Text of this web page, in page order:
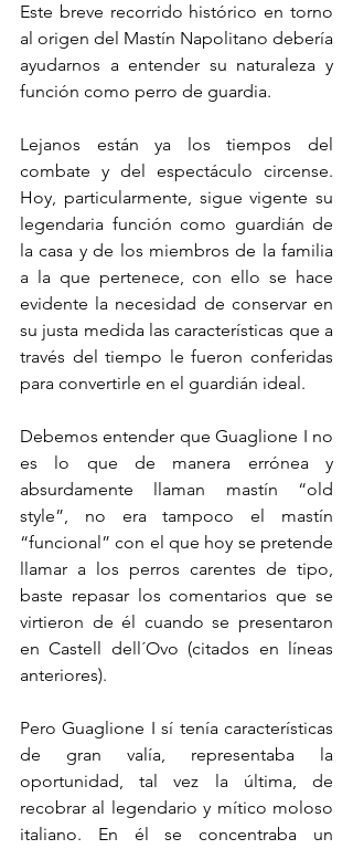
Este breve recorrido histórico en torno
al origen del Mastín Napolitano debería
ayudarnos a entender su naturaleza y
función como perro de guardia.
Lejanos están ya los tiempos del
combate y del espectáculo circense.
Hoy, particularmente, sigue vigente su
legendaria función como guardián de
la casa y de los miembros de la familia
a la que pertenece, con ello se hace
evidente la necesidad de conservar en
su justa medida las características que a
través del tiempo le fueron conferidas
para convertirle en el guardián ideal.
Debemos entender que Guaglione I no
es lo que de manera errónea y
absurdamente llaman mastín “old
style”, no era tampoco el mastín
“funcional” con el que hoy se pretende
llamar a los perros carentes de tipo,
baste repasar los comentarios que se
virtieron de él cuando se presentaron
en Castell dell´Ovo (citados en líneas
anteriores).
Pero Guaglione I sí tenía características
de gran valía, representaba la
oportunidad, tal vez la última, de
recobrar al legendario y mítico moloso
italiano. En él se concentraba un